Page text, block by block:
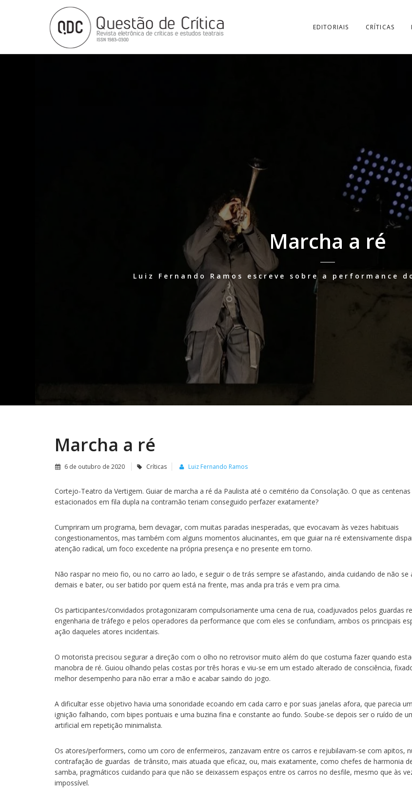
EDITORIAIS CRÍTICAS
Marcha a ré
Luiz Fernando Ramos escreve sobre a performance
Marcha a ré
6 de outubro de 2020 Críticas Luiz Fernando Ramos
Cortejo-Teatro da Vertigem. Guiar de marcha a ré da Paulista até o cemitério da Consolação. O que as
estacionados em fila dupla na contramão teriam conseguido perfazer exatamente?
Cumpriram um programa, bem devagar, com muitas paradas inesperadas, que evocavam às vezes habituais
congestionamentos, mas também com alguns momentos alucinantes, em que guiar na ré extensivamente
atenção radical, um foco excedente na própria presença e no presente em torno.
Não raspar no meio fio, ou no carro ao lado, e seguir o de trás sempre se afastando, ainda cuidando de não se
demais e bater, ou ser batido por quem está na frente, mas anda pra trás e vem pra cima.
Os participantes/convidados protagonizaram compulsoriamente uma cena de rua, coadjuvados pelos guardas
engenharia de tráfego e pelos operadores da performance que com eles se confundiam, ambos os principais
ação daqueles atores incidentais.
O motorista precisou segurar a direção com o olho no retrovisor muito além do que costuma fazer quando
manobra de ré. Guiou olhando pelas costas por três horas e viu-se em um estado alterado de consciência,
melhor desempenho para não errar a mão e acabar saindo do jogo.
A dificultar esse objetivo havia uma sonoridade ecoando em cada carro e por suas janelas afora, que parecia
ignição falhando, com bipes pontuais e uma buzina fina e constante ao fundo. Soube-se depois ser o ruído de
artificial em repetição minimalista.
Os atores/performers, como um coro de enfermeiros, zanzavam entre os carros e rejubilavam-se com apitos,
contrafação de guardas de trânsito, mais atuada que eficaz, ou, mais exatamente, como chefes de harmonia
samba, pragmáticos cuidando para que não se deixassem espaços entre os carros no desfile, mesmo que às
impossível.